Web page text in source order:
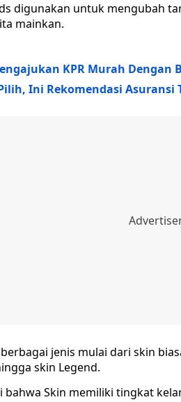
digunakan untuk mengubah
mainkan.
KPR Murah Dengan
Ini Rekomendasi
jenis mulai dari skin
skin Legend.
bahwa Skin memiliki tingkat